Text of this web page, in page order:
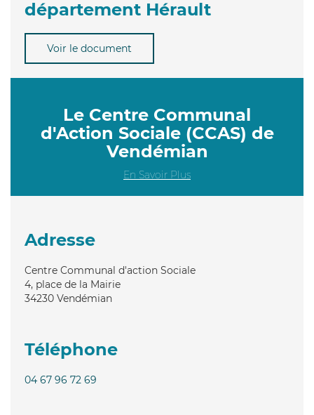
département Hérault
Voir le document
Le Centre Communal
d'Action Sociale (CCAS) de
Vendémian
En Savoir Plus
Adresse
Centre Communal d'action Sociale
4, place de la Mairie
34230 Vendémian
Téléphone
04 67 96 72 69